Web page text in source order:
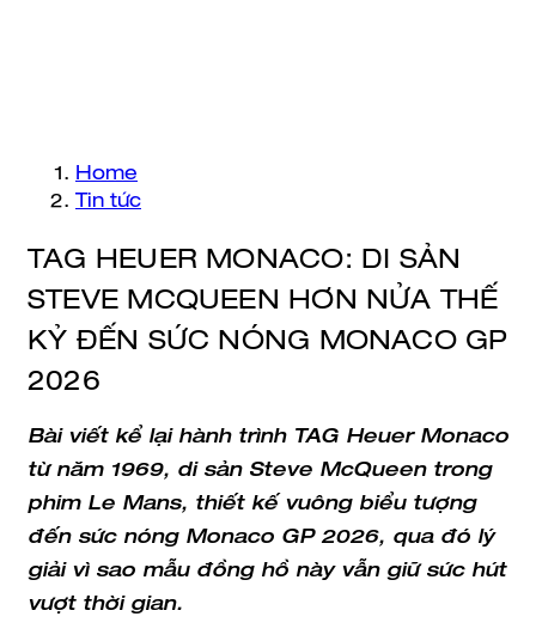
Home
Tin tức
TAG HEUER MONACO: DI SẢN
STEVE MCQUEEN HƠN NỬA THẾ
KỶ ĐẾN SỨC NÓNG MONACO GP
2026
Bài viết kể lại hành trình TAG Heuer Monaco
từ năm 1969, di sản Steve McQueen trong
phim Le Mans, thiết kế vuông biểu tượng
đến sức nóng Monaco GP 2026, qua đó lý
giải vì sao mẫu đồng hồ này vẫn giữ sức hút
vượt thời gian.